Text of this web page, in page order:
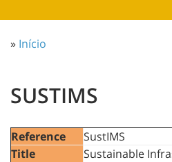
» Início
SUSTIMS
Reference
SustIMS
Title
Sustainable